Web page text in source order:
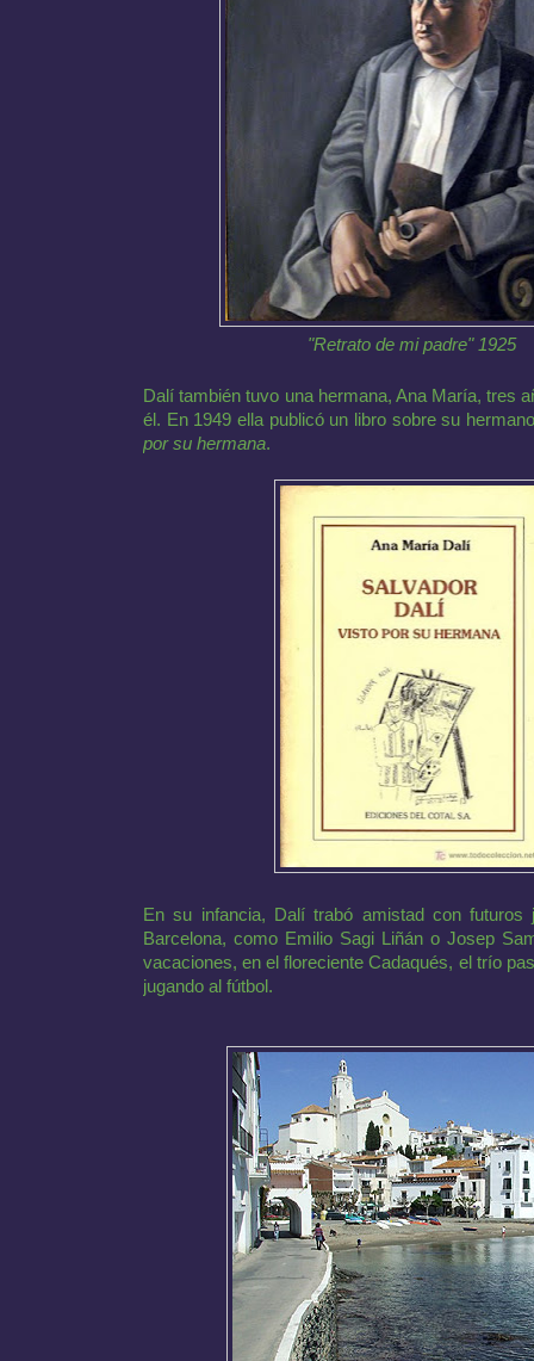
"Retrato de mi padre" 1925
Dalí también tuvo una hermana, Ana María, tres
él. En 1949 ella publicó un libro sobre su
por su hermana.
En su infancia, Dalí trabó amistad con futuros
Barcelona, como Emilio Sagi Liñán o Josep
vacaciones, en el floreciente Cadaqués, el trío
jugando al fútbol.